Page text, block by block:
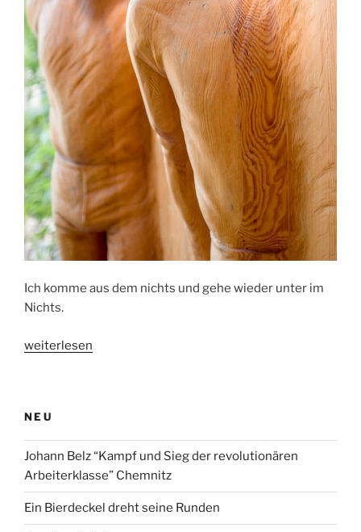
Ich komme aus dem nichts und gehe wieder unter im
Nichts.
„Mann
weiterlesen
NEU
Johann Belz “Kampf und Sieg der revolutionären
Arbeiterklasse” Chemnitz
Ein Bierdeckel dreht seine Runden